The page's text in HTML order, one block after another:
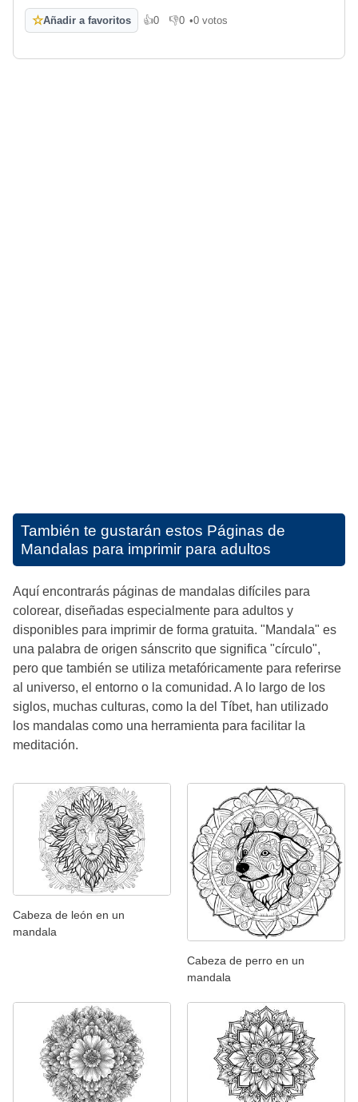
☆Añadir a favoritos 👍0
Me gusta
👎0
No me gusta
•0 votos
También te gustarán estos Páginas de
Mandalas para imprimir para adultos
Aquí encontrarás páginas de mandalas difíciles para
colorear, diseñadas especialmente para adultos y
disponibles para imprimir de forma gratuita. "Mandala" es
una palabra de origen sánscrito que significa "círculo",
pero que también se utiliza metafóricamente para referirse
al universo, el entorno o la comunidad. A lo largo de los
siglos, muchas culturas, como la del Tíbet, han utilizado
los mandalas como una herramienta para facilitar la
meditación.
Cabeza de león en un
mandala
Cabeza de perro en un
mandala